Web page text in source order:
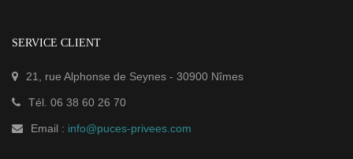
SERVICE CLIENT
21, rue Alphonse de Seynes - 30900 Nîmes
Tél. 06 38 60 26 70
Email : info@puces-privees.com